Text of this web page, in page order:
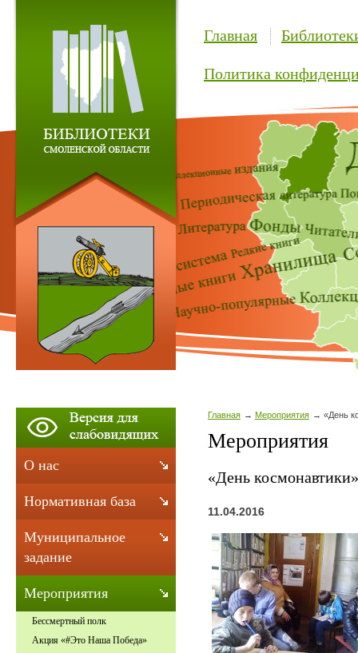
Главная
Политика
Главная Мероприятия «День
Мероприятия
«День космонавтики»
11.04.2016
О нас
Нормативная база
Муниципальное
задание
Мероприятия
Бессмертный полк
Акция «#Это Наша Победа»